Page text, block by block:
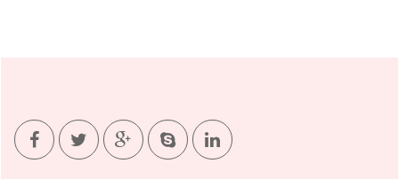
は、色々な準備や気を付けることがあり…
話題のコーヒーがもっている効能ご紹介！